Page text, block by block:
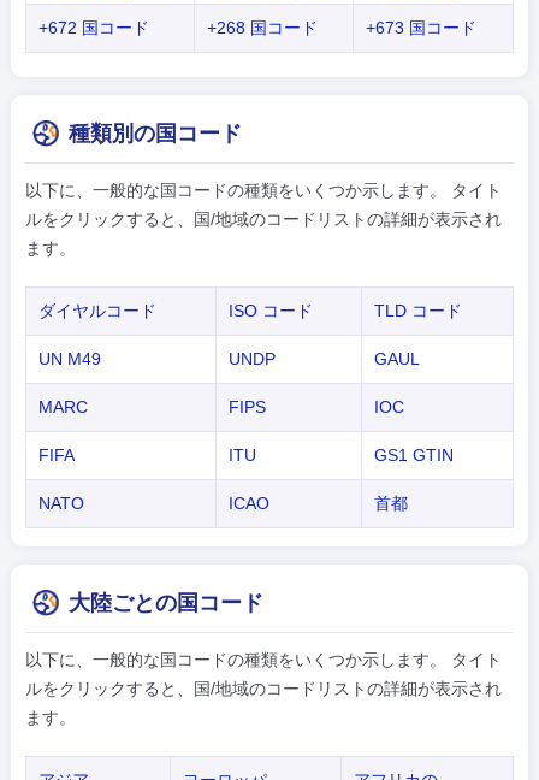
+672 国コード
+268 国コード +673 国コード
種類別の国コード
以下に、一般的な国コードの種類をいくつか示します。 タイト
ルをクリックすると、国/地域のコードリストの詳細が表示され
ます。
ダイヤルコード ISO コード TLD コード
UN M49 UNDP GAUL
MARC FIPS IOC
FIFA ITU GS1 GTIN
NATO ICAO 首都
大陸ごとの国コード
以下に、一般的な国コードの種類をいくつか示します。 タイト
ルをクリックすると、国/地域のコードリストの詳細が表示され
ます。